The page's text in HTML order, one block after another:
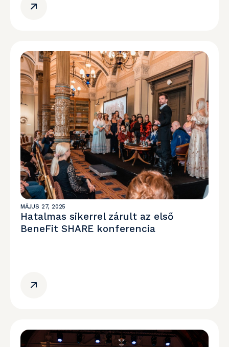
MÁJUS 27, 2025
Hatalmas sikerrel zárult az első
BeneFit SHARE konferencia